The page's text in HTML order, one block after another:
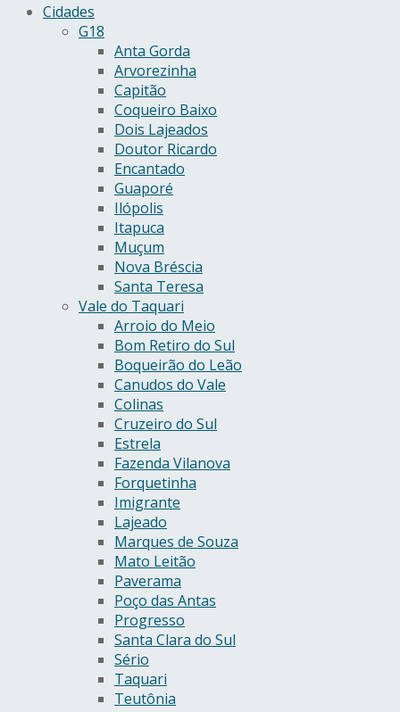
Cidades
G18
Anta Gorda
Arvorezinha
Capitão
Coqueiro Baixo
Dois Lajeados
Doutor Ricardo
Encantado
Guaporé
Ilópolis
Itapuca
Muçum
Nova Bréscia
Santa Teresa
Vale do Taquari
Arroio do Meio
Bom Retiro do Sul
Boqueirão do Leão
Canudos do Vale
Colinas
Cruzeiro do Sul
Estrela
Fazenda Vilanova
Forquetinha
Imigrante
Lajeado
Marques de Souza
Mato Leitão
Paverama
Poço das Antas
Progresso
Santa Clara do Sul
Sério
Taquari
Teutônia